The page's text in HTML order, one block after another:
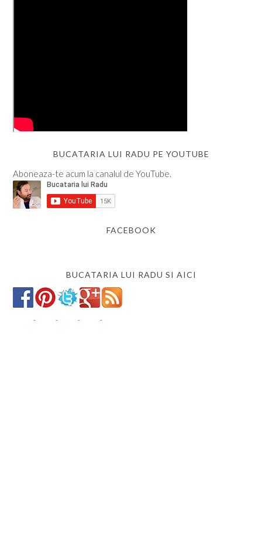
BUCATARIA LUI RADU PE YOUTUBE
Aboneaza-te acum la canalul de YouTube.
FACEBOOK
BUCATARIA LUI RADU SI AICI